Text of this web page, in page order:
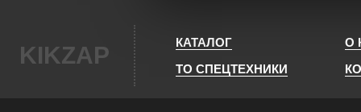
KIKZAP КАТАЛОГ
О
ТО СПЕЦТЕХНИКИ